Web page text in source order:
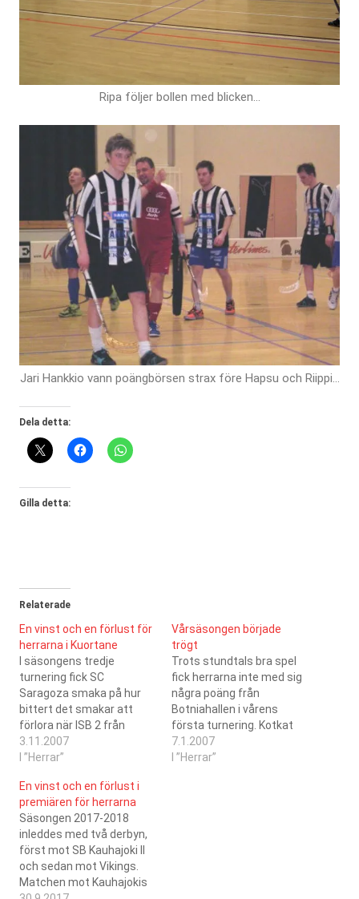
Ripa följer bollen med blicken…
Jari Hankkio vann poängbörsen strax före Hapsu och Riippi…
Dela detta:
Gilla detta:
Relaterade
En vinst och en förlust för
herrarna i Kuortane
I säsongens tredje
turnering fick SC
Saragoza smaka på hur
bittert det smakar att
förlora när ISB 2 från
Ilmola lyckades vända och
vinna. I den andra
besegrade SC Saragoza
SB Kauhajoki efter en
gedigen kämpainsats.
3.11.2007
I ”Herrar”
Vårsäsongen började
trögt
Trots stundtals bra spel
fick herrarna inte med sig
några poäng från
Botniahallen i vårens
första turnering. Kotkat
spurtade ikapp och förbi
och samma sak lyckades
7.1.2007
I ”Herrar”
En vinst och en förlust i
premiären för herrarna
Säsongen 2017-2018
inleddes med två derbyn,
först mot SB Kauhajoki II
och sedan mot Vikings.
Matchen mot Kauhajokis